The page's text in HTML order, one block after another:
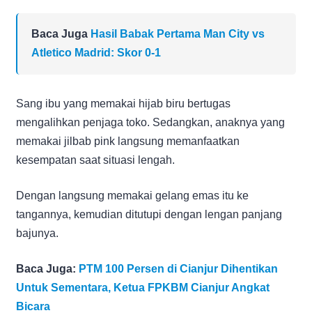
Baca Juga Hasil Babak Pertama Man City vs
Atletico Madrid: Skor 0-1
Sang ibu yang memakai hijab biru bertugas
mengalihkan penjaga toko. Sedangkan, anaknya yang
memakai jilbab pink langsung memanfaatkan
kesempatan saat situasi lengah.
Dengan langsung memakai gelang emas itu ke
tangannya, kemudian ditutupi dengan lengan panjang
bajunya.
Baca Juga: PTM 100 Persen di Cianjur Dihentikan
Untuk Sementara, Ketua FPKBM Cianjur Angkat
Bicara